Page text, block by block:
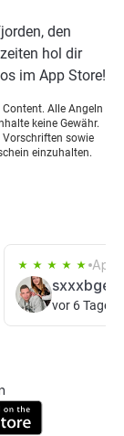
den
hol dir
im App Store!
Alle Angeln
keine Gewähr.
Vorschriften sowie
einzuhalten.
Apr
sxxxbger
vor 6 Tagen